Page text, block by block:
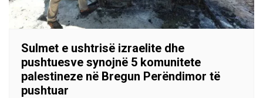
Sulmet e ushtrisë izraelite dhe
pushtuesve synojnë 5 komunitete
palestineze në Bregun Perëndimor të
pushtuar